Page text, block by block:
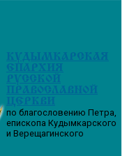
КУДЫМКАРСКАЯ
ЕПАРХИЯ
РУССКОЙ
ПРАВОСЛАВНОЙ
ЦЕРКВИ
по благословению Петра,
епископа Кудымкарского
и Верещагинского